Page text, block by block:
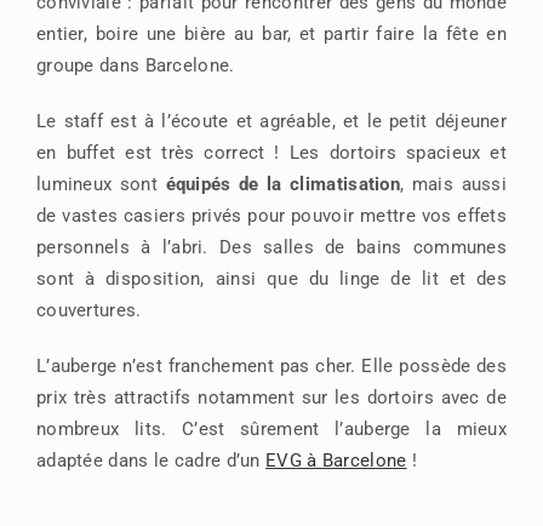
entier, boire une bière au bar, et partir faire la fête en
groupe dans Barcelone.
Le staff est à l’écoute et agréable, et le petit déjeuner
en buffet est très correct ! Les dortoirs spacieux et
lumineux sont équipés de la climatisation, mais aussi
de vastes casiers privés pour pouvoir mettre vos effets
personnels à l’abri. Des salles de bains communes
sont à disposition, ainsi que du linge de lit et des
couvertures.
L’auberge n’est franchement pas cher. Elle possède des
prix très attractifs notamment sur les dortoirs avec de
nombreux lits. C’est sûrement l’auberge la mieux
adaptée dans le cadre d’un EVG à Barcelone !